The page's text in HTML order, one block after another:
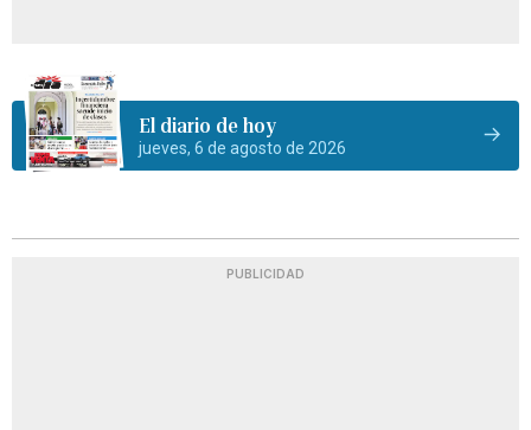
El diario de hoy
jueves, 6 de agosto de 2026
PUBLICIDAD